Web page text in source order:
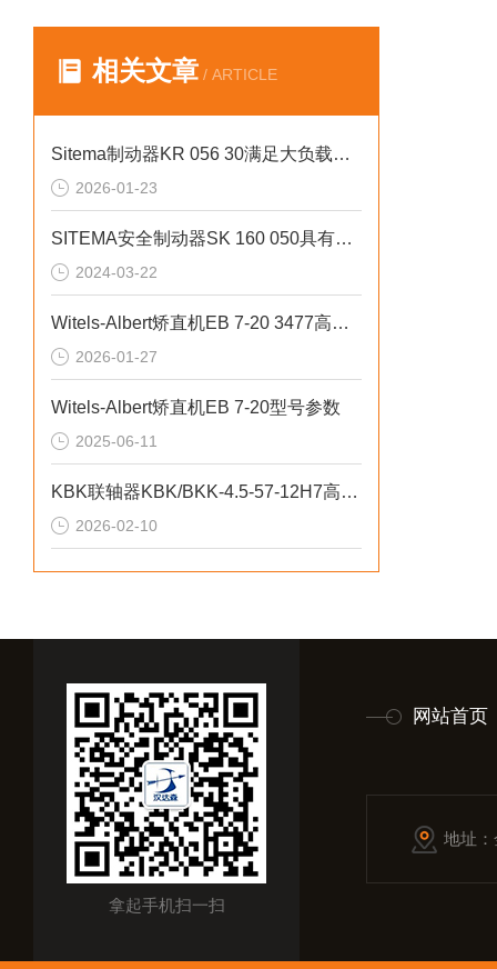
相关文章 / ARTICLE
Sitema制动器KR 056 30满足大负载制动防护需求
2026-01-23
SITEMA安全制动器SK 160 050具有安全稳定的特点
2024-03-22
Witels-Albert矫直机EB 7-20 3477高精度无应力矫直
2026-01-27
Witels-Albert矫直机EB 7-20型号参数
2025-06-11
KBK联轴器KBK/BKK-4.5-57-12H7高精度传动连接
2026-02-10
拿起手机扫一扫
网站首页
地址